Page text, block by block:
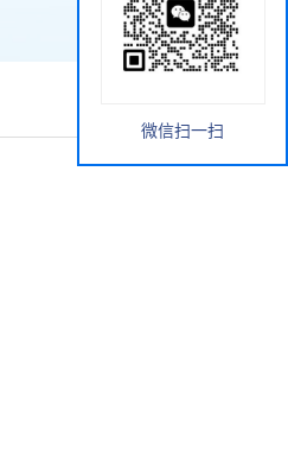
微信扫一扫